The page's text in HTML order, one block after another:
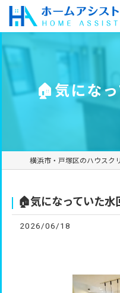
🏠気にな
🏠気になっていた水
2026/06/18